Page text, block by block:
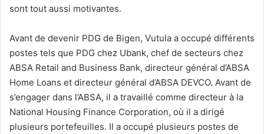
sont tout aussi motivantes.
Avant de devenir PDG de Bigen, Vutula a occupé différents
postes tels que PDG chez Ubank, chef de secteurs chez
ABSA Retail and Business Bank, directeur général d’ABSA
Home Loans et directeur général d’ABSA DEVCO. Avant de
s’engager dans l’ABSA, il a travaillé comme directeur à la
National Housing Finance Corporation, où il a dirigé
plusieurs portefeuilles. Il a occupé plusieurs postes de